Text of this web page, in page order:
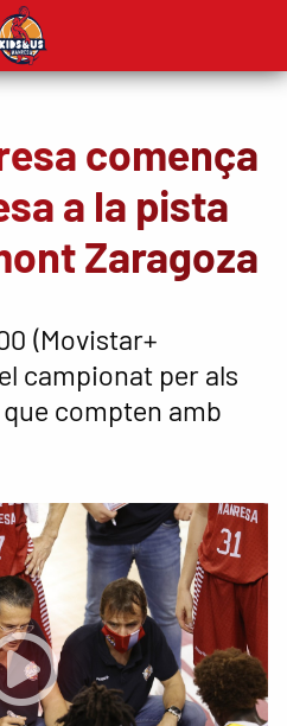
comença
a la pista
Zaragoza
(Movistar+
campionat per als
compten amb